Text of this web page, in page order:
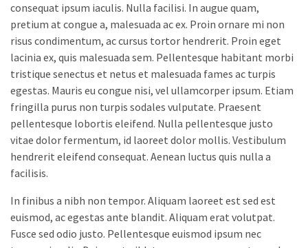
consequat ipsum iaculis. Nulla facilisi. In augue quam,
pretium at congue a, malesuada ac ex. Proin ornare mi non
risus condimentum, ac cursus tortor hendrerit. Proin eget
lacinia ex, quis malesuada sem. Pellentesque habitant morbi
tristique senectus et netus et malesuada fames ac turpis
egestas. Mauris eu congue nisi, vel ullamcorper ipsum. Etiam
fringilla purus non turpis sodales vulputate. Praesent
pellentesque lobortis eleifend. Nulla pellentesque justo
vitae dolor fermentum, id laoreet dolor mollis. Vestibulum
hendrerit eleifend consequat. Aenean luctus quis nulla a
facilisis.
In finibus a nibh non tempor. Aliquam laoreet est sed est
euismod, ac egestas ante blandit. Aliquam erat volutpat.
Fusce sed odio justo. Pellentesque euismod ipsum nec